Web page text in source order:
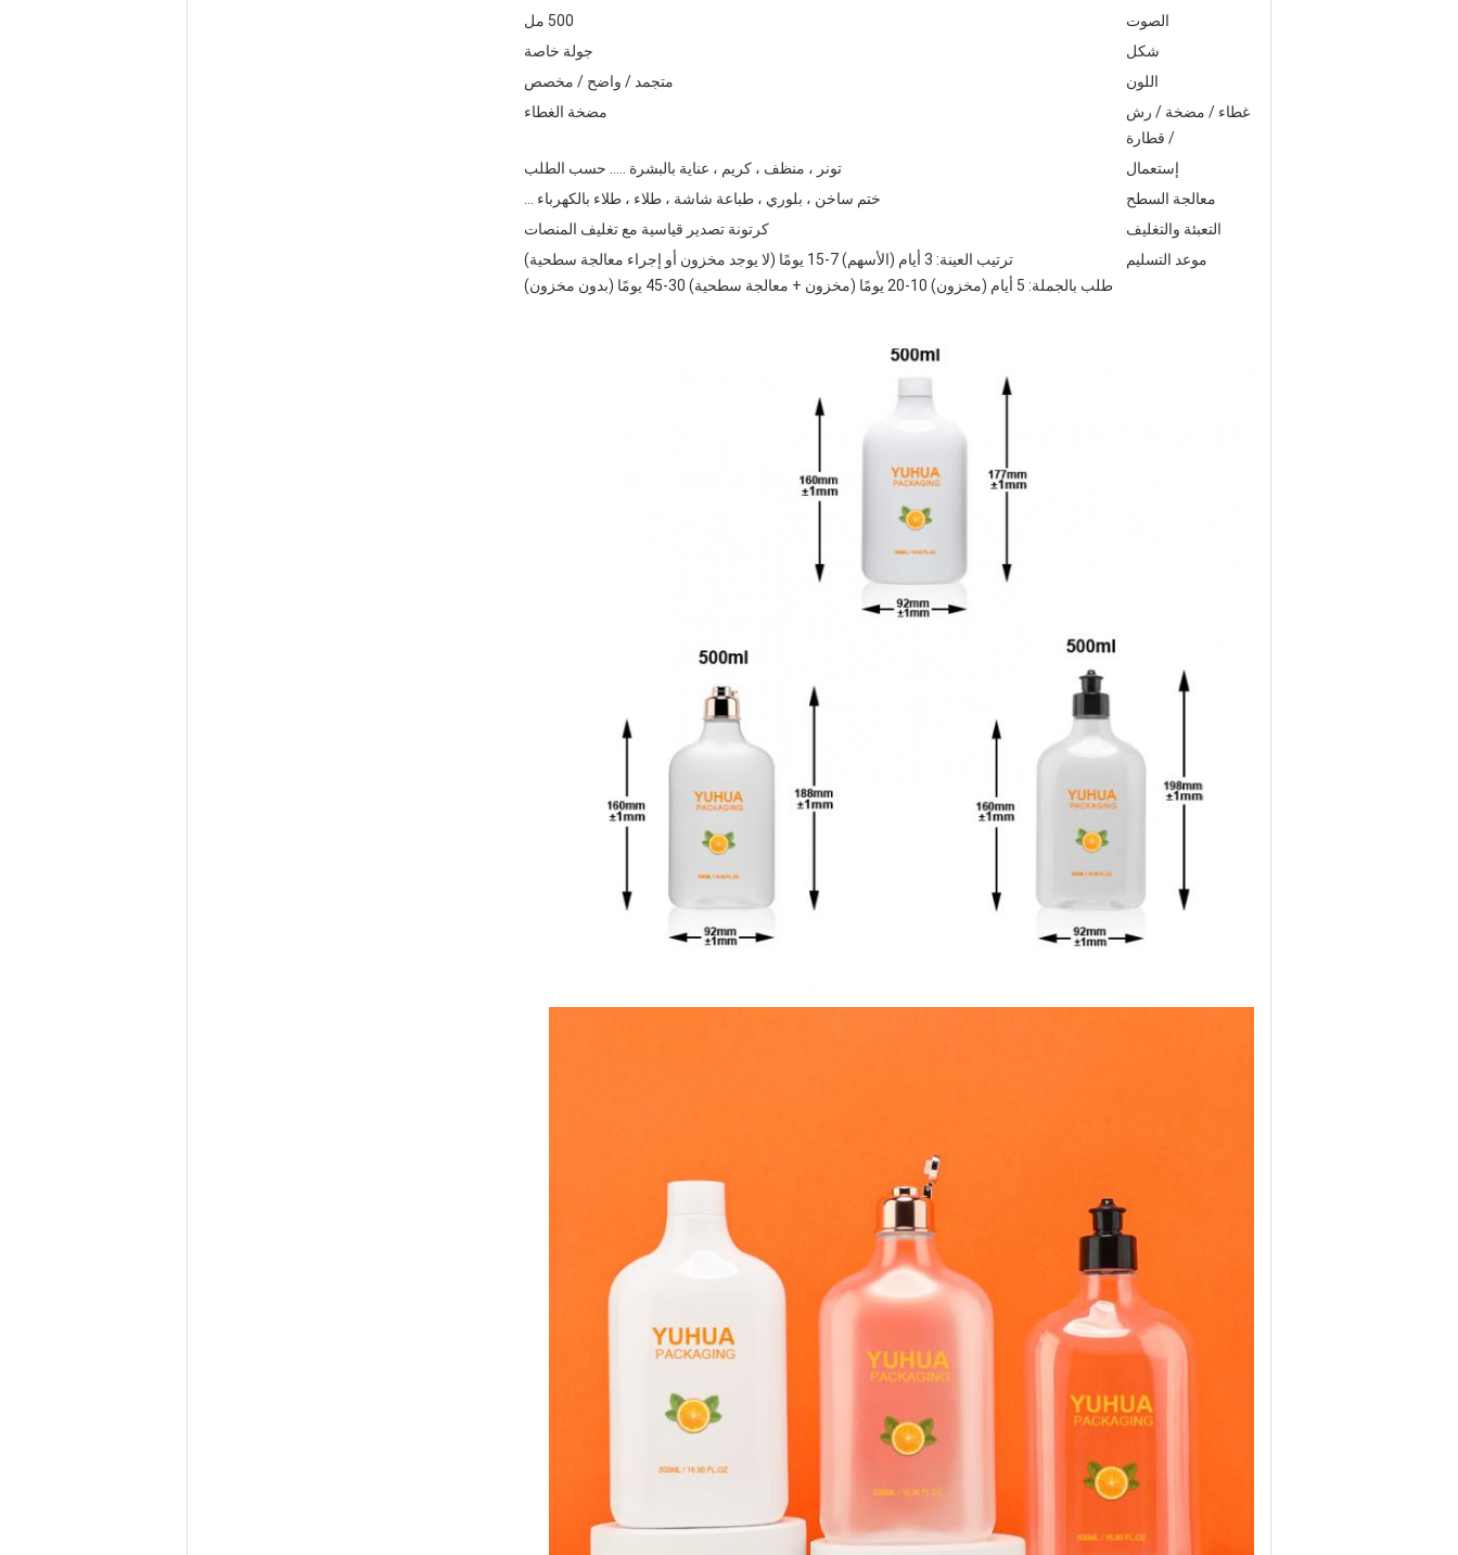
الصوت
500 مل
شكل
جولة خاصة
اللون
متجمد / واضح / مخصص
غطاء / مضخة / رش
/ قطارة
مضخة الغطاء
إستعمال
تونر ، منظف ، كريم ، عناية بالبشرة ..... حسب الطلب
معالجة السطح
ختم ساخن ، بلوري ، طباعة شاشة ، طلاء ، طلاء بالكهرباء ...
التعبئة والتغليف
كرتونة تصدير قياسية مع تغليف المنصات
موعد التسليم
ترتيب العينة: 3 أيام (الأسهم) 7-15 يومًا (لا يوجد مخزون أو إجراء معالجة سطحية)
طلب بالجملة: 5 أيام (مخزون) 10-20 يومًا (مخزون + معالجة سطحية) 30-45 يومًا (بدون مخزون)